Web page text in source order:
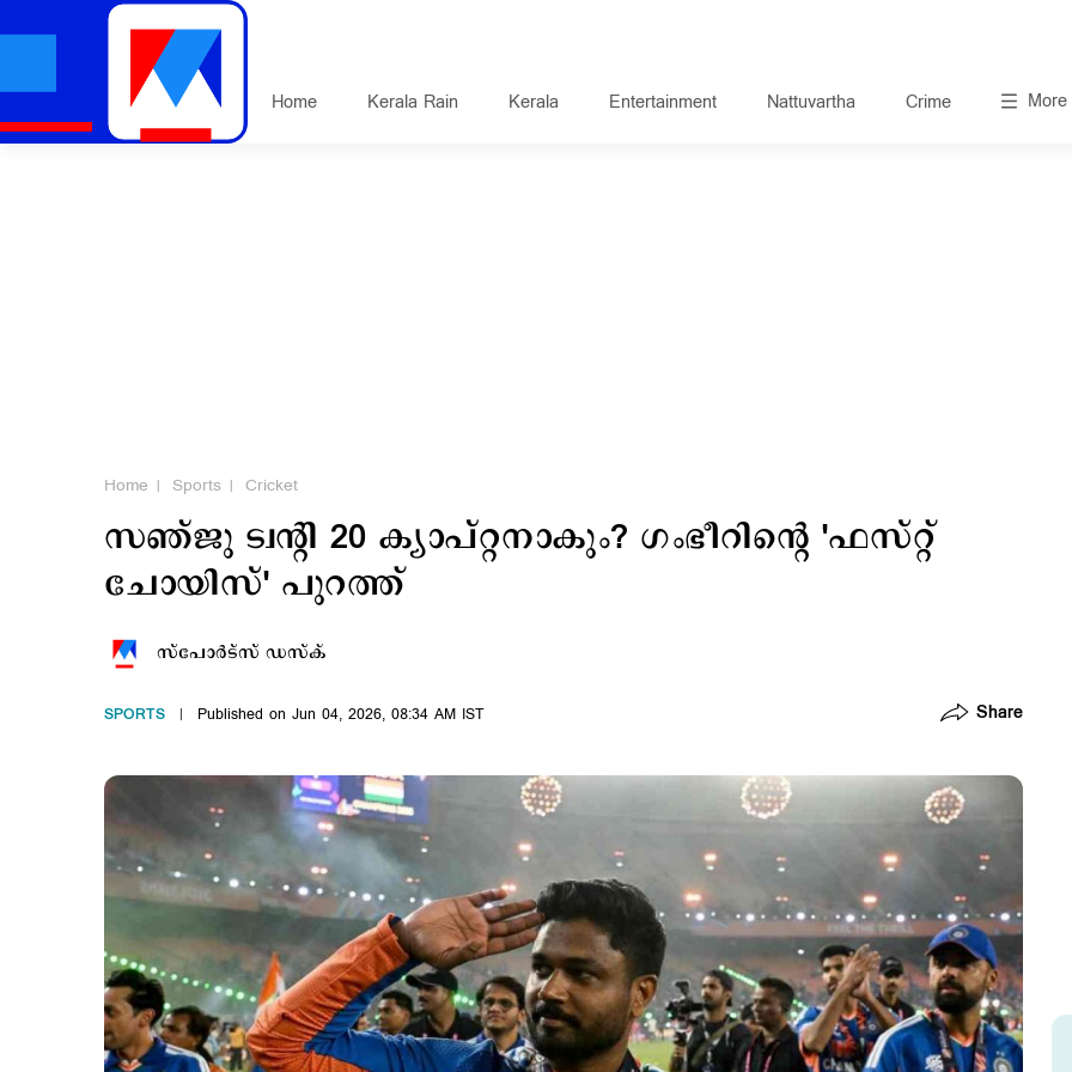
Home Kerala Rain Kerala Entertainment Nattuvartha Crime More
Home Sports Cricket
സഞ്ജു ട്വന്‍റി 20 ക്യാപ്റ്റനാകും? ഗംഭീറിന്‍റെ 'ഫസ്റ്റ്
ചോയിസ്' പുറത്ത്
സ്പോര്‍ട്സ് ഡസ്ക്
SPORTS Published on Jun 04, 2026, 08:34 AM IST Share